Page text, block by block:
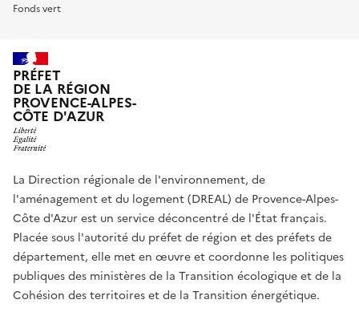
Fonds vert
PRÉFET
DE LA RÉGION
PROVENCE-ALPES-
CÔTE D'AZUR
La Direction régionale de l'environnement, de
l'aménagement et du logement (DREAL) de Provence-Alpes-
Côte d'Azur est un service déconcentré de l'État français.
Placée sous l'autorité du préfet de région et des préfets de
département, elle met en œuvre et coordonne les politiques
publiques des ministères de la Transition écologique et de la
Cohésion des territoires et de la Transition énergétique.